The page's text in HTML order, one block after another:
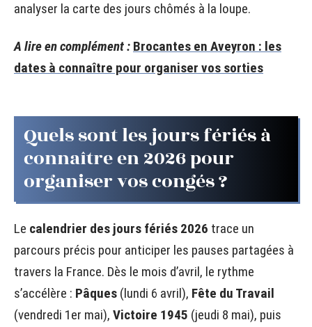
analyser la carte des jours chômés à la loupe.
A lire en complément : Brocantes en Aveyron : les
dates à connaître pour organiser vos sorties
Quels sont les jours fériés à
connaître en 2026 pour
organiser vos congés ?
Le calendrier des jours fériés 2026 trace un
parcours précis pour anticiper les pauses partagées à
travers la France. Dès le mois d’avril, le rythme
s’accélère : Pâques (lundi 6 avril), Fête du Travail
(vendredi 1er mai), Victoire 1945 (jeudi 8 mai), puis